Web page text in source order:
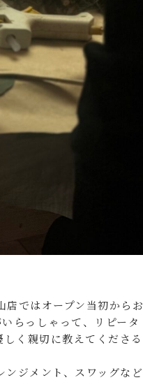
ではオープン当初からお
らっしゃって、リピータ
く親切に教えてくださる
ジメント、スワッグなど